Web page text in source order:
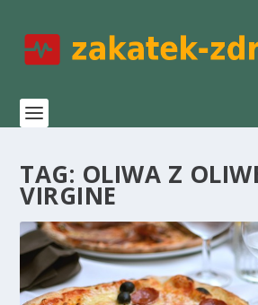
TAG: OLIWA Z
VIRGINE